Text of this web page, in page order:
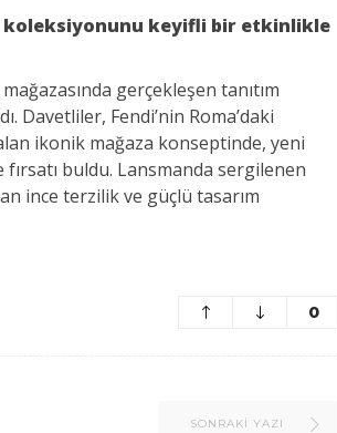
koleksiyonunu keyifli bir etkinlikle
gerçekleşen tanıtım
Davetliler, Fendi’nin Roma’daki
ikonik mağaza konseptinde, yeni
buldu. Lansmanda sergilenen
ince terzilik ve güçlü tasarım
0
SONRAKI YAZI